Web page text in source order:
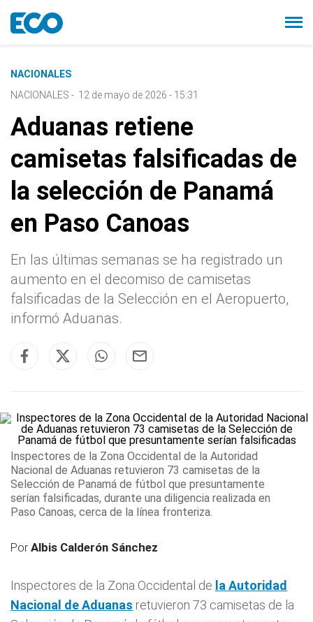
NACIONALES
NACIONALES - 12 de mayo de 2026 - 15:31
Aduanas retiene
camisetas falsificadas de
la selección de Panamá
en Paso Canoas
En las últimas semanas se ha registrado un
aumento en el decomiso de camisetas
falsificadas de la Selección en el Aeropuerto,
informó Aduanas.
Inspectores de la Zona Occidental de la Autoridad
Nacional de Aduanas retuvieron 73 camisetas de la
Selección de Panamá de fútbol que presuntamente
serían falsificadas, durante una diligencia realizada en
Paso Canoas, cerca de la línea fronteriza.
PorAlbis Calderón Sánchez
Inspectores de la Zona Occidental de la Autoridad
Nacional deAduanas retuvieron 73 camisetas de la